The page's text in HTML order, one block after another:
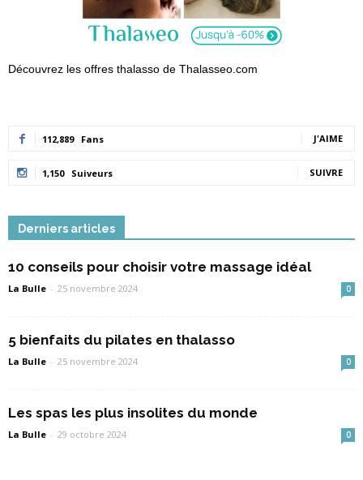
Découvrez les offres thalasso de Thalasseo.com
112,889 Fans J'AIME
1,150 Suiveurs SUIVRE
Derniers articles
10 conseils pour choisir votre massage idéal
La Bulle - 25 novembre 2024 0
5 bienfaits du pilates en thalasso
La Bulle - 25 novembre 2024 0
Les spas les plus insolites du monde
La Bulle - 29 octobre 2024 0